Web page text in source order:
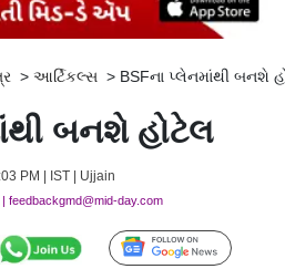
> આર્ટિકલ્સ > BSFના પ્લેનમાંથી બનશે
બનશે હોટેલ
PM | IST | Ujjain
| feedbackgmd@mid-day.com
Follow Us